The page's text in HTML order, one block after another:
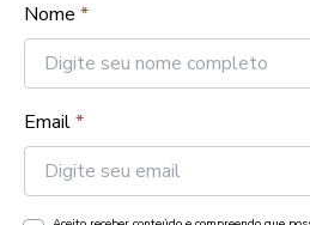
Nome *
Email*